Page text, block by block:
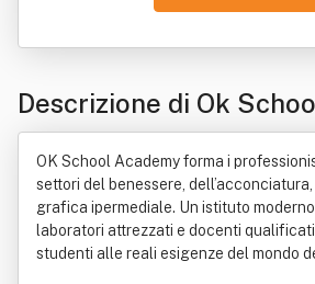
Descrizione di Ok
rl - Impresa Sociale
OK School Academy forma i
settori del benessere,
grafica ipermediale. Un istituto
laboratori attrezzati e docenti
studenti alle reali esigenze del mondo